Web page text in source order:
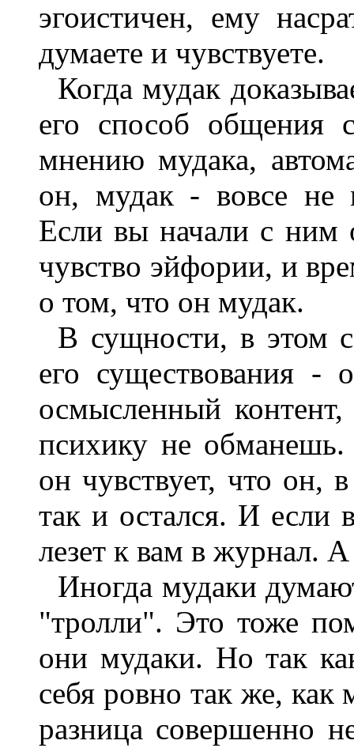
эгоистичен, ему
думаете и чувствуете.
Когда мудак
его способ
мнению мудака,
он, мудак - вовсе не
Если вы начали с ним
чувство эйфории, и
о том, что он мудак.
В сущности, в этом
его существования -
осмысленный
психику не
он чувствует, что он,
так и остался. И если
лезет к вам в журнал. А
Иногда мудаки
"тролли". Это тоже
они мудаки. Но так
себя ровно так же, как
разница совершенно